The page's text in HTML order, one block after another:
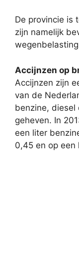
De provincie is
zijn namelijk
Accijnzen op
Accijnzen zijn
van de
benzine, diesel
geheven. In
een liter
0,45 en op een